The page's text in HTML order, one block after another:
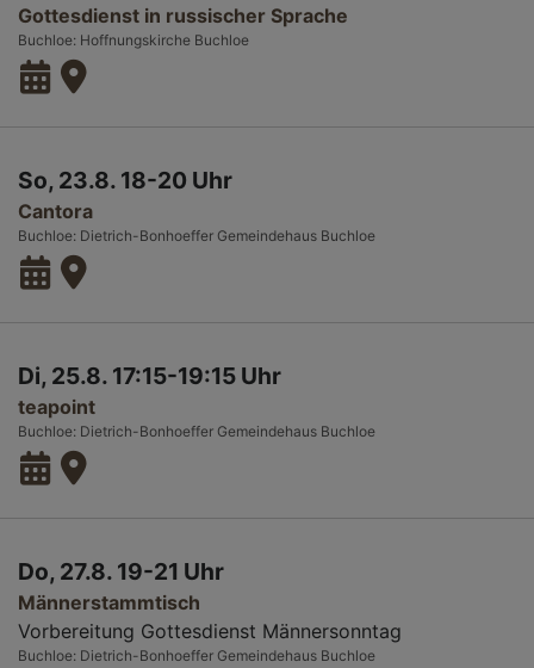
Gottesdienst in russischer Sprache
Buchloe Hoffnungskirche Buchloe
So, 23.8. 18-20 Uhr
Cantora
Buchloe Dietrich-Bonhoeffer Gemeindehaus Buchloe
Di, 25.8. 17:15-19:15 Uhr
teapoint
Buchloe Dietrich-Bonhoeffer Gemeindehaus Buchloe
Do, 27.8. 19-21 Uhr
Männerstammtisch
Vorbereitung Gottesdienst Männersonntag
Buchloe Dietrich-Bonhoeffer Gemeindehaus Buchloe